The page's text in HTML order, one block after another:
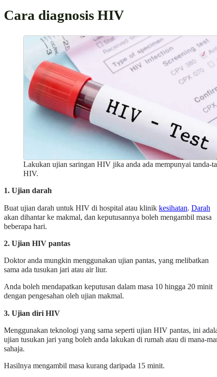
Cara diagnosis HIV
Lakukan ujian saringan HIV jika anda ada mempunyai tanda-
HIV.
1. Ujian darah
Buat ujian darah untuk HIV di hospital atau klinik kesihatan. Darah
akan dihantar ke makmal, dan keputusannya boleh mengambil masa
beberapa hari.
2. Ujian HIV pantas
Doktor anda mungkin menggunakan ujian pantas, yang melibatkan
sama ada tusukan jari atau air liur.
Anda boleh mendapatkan keputusan dalam masa 10 hingga 20 minit
dengan pengesahan oleh ujian makmal.
3. Ujian diri HIV
Menggunakan teknologi yang sama seperti ujian HIV pantas, ini
ujian tusukan jari yang boleh anda lakukan di rumah atau di mana-
sahaja.
Hasilnya mengambil masa kurang daripada 15 minit.